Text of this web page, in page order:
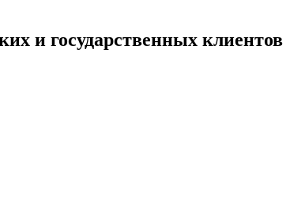
и государственных клиентов